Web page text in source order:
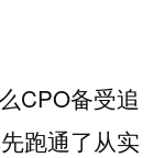
CPO备受追
跑通了从实